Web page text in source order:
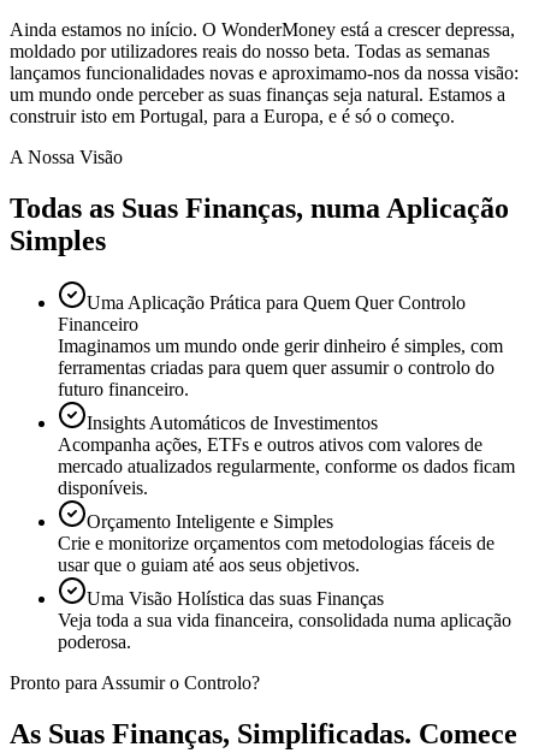
Ainda estamos no início. O WonderMoney está a crescer depressa,
moldado por utilizadores reais do nosso beta. Todas as semanas
lançamos funcionalidades novas e aproximamo-nos da nossa visão:
um mundo onde perceber as suas finanças seja natural. Estamos a
construir isto em Portugal, para a Europa, e é só o começo.
A Nossa Visão
Todas as Suas Finanças, numa Aplicação
Simples
Uma Aplicação Prática para Quem Quer Controlo
Financeiro
Imaginamos um mundo onde gerir dinheiro é simples, com
ferramentas criadas para quem quer assumir o controlo do
futuro financeiro.
Insights Automáticos de Investimentos
Acompanha ações, ETFs e outros ativos com valores de
mercado atualizados regularmente, conforme os dados ficam
disponíveis.
Orçamento Inteligente e Simples
Crie e monitorize orçamentos com metodologias fáceis de
usar que o guiam até aos seus objetivos.
Uma Visão Holística das suas Finanças
Veja toda a sua vida financeira, consolidada numa aplicação
poderosa.
Pronto para Assumir o Controlo?
As Suas Finanças, Simplificadas. Comece